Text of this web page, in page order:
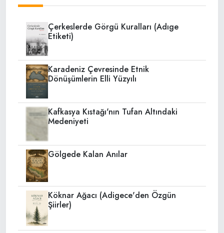
Çerkeslerde Görgü Kuralları (Adıge
Etiketi)
Karadeniz Çevresinde Etnik
Dönüşümlerin Elli Yüzyılı
Kafkasya Kıstağı'nın Tufan Altındaki
Medeniyeti
Gölgede Kalan Anılar
Köknar Ağacı (Adigece'den Özgün
Şiirler)